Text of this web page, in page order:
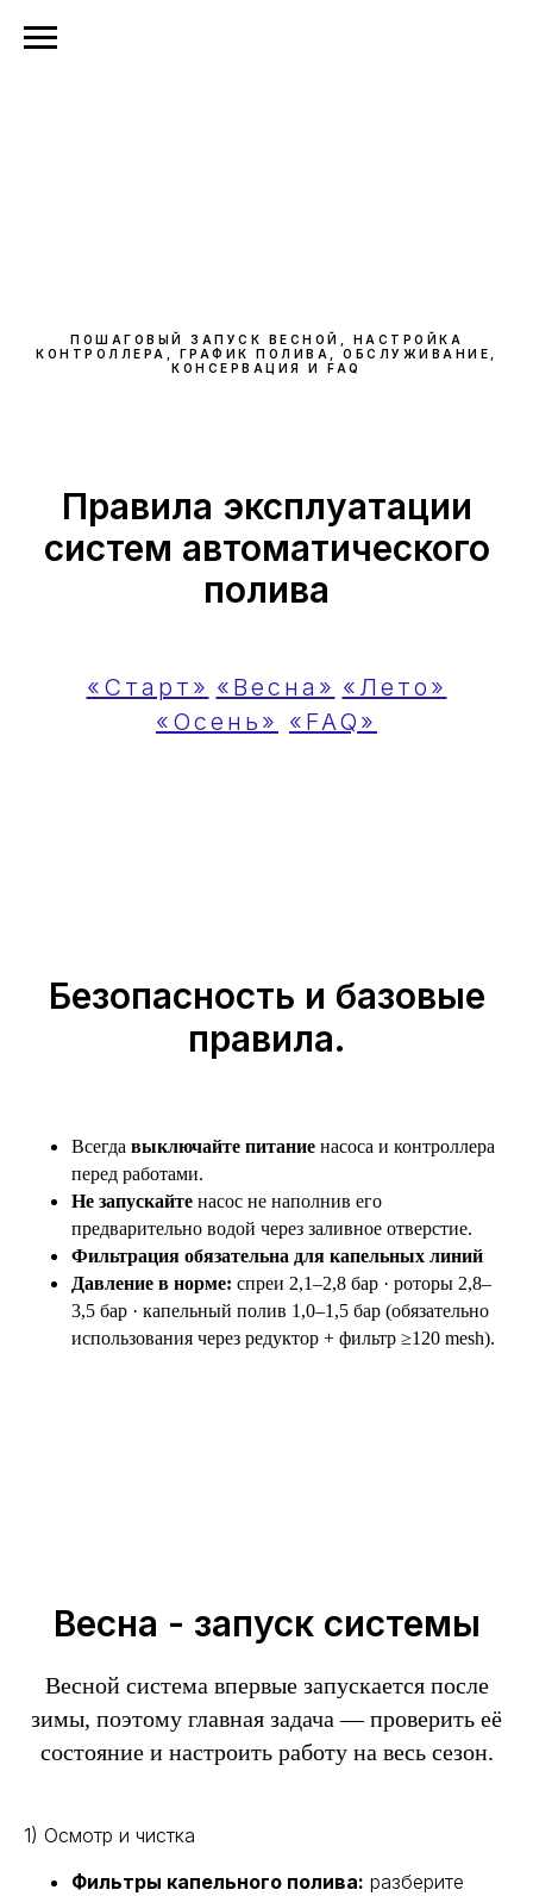
ПОШАГОВЫЙ ЗАПУСК ВЕСНОЙ, НАСТРОЙКА
КОНТРОЛЛЕРА, ГРАФИК ПОЛИВА, ОБСЛУЖИВАНИЕ,
КОНСЕРВАЦИЯ И FAQ
Правила эксплуатации
систем автоматического
полива
«Старт» «Весна» «Лето»
«Осень» «FAQ»
Безопасность и базовые
правила.
Всегда выключайте питание насоса и контроллера
перед работами.
Не запускайте насос не наполнив его
предварительно водой через заливное отверстие.
Фильтрация обязательна для капельных линий
Давление в норме: спреи 2,1–2,8 бар · роторы 2,8–
3,5 бар · капельный полив 1,0–1,5 бар (обязательно
использования через редуктор + фильтр ≥120 mesh).
Весна - запуск системы
Весной система впервые запускается после
зимы, поэтому главная задача — проверить её
состояние и настроить работу на весь сезон.
1) Осмотр и чистка
Фильтры капельного полива: разберите